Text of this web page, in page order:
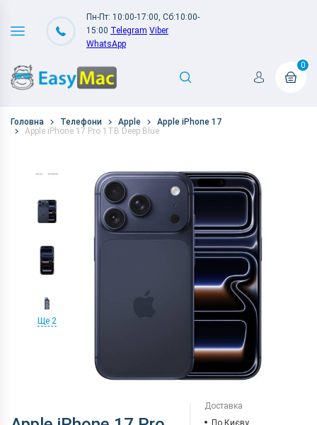
Пн-Пт: 10:00-17:00, Сб:10:00-
15:00 Telegram Viber
WhatsApp
0
Головна Телефони Apple
Apple iPhone 17
Apple iPhone 17 Pro 1TB Deep Blue
Ще 2
Доставка
По Києву